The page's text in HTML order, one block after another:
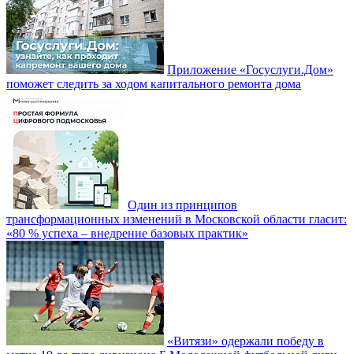
Приложение «Госуслуги.Дом»
поможет следить за ходом капитального ремонта дома
Один из принципов
трансформационных изменений в Московской области гласит:
«80 % успеха – внедрение базовых практик»
«Витязи» одержали победу в